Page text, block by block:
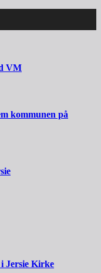
VM
kommunen på
Jersie Kirke